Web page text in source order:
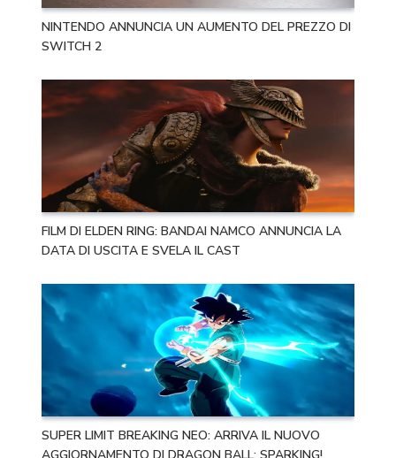
NINTENDO ANNUNCIA UN AUMENTO DEL PREZZO DI
SWITCH 2
FILM DI ELDEN RING: BANDAI NAMCO ANNUNCIA LA
DATA DI USCITA E SVELA IL CAST
SUPER LIMIT BREAKING NEO: ARRIVA IL NUOVO
AGGIORNAMENTO DI DRAGON BALL: SPARKING!